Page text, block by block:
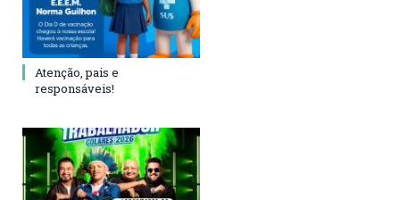
Atenção, pais e
responsáveis!